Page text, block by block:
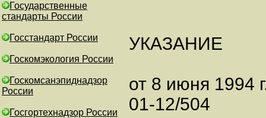
Государственные
стандарты России
Госстандарт России
Госкомэкология России
Госкомсанэпиднадзор
России
Госгортехнадзор России
УКАЗАНИЕ
от 8 июня 1994
01-12/504